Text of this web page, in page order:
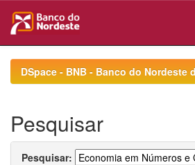
navigationDSpace - BNB - Banco do Nordeste
Pesquisar
Pesquisar: